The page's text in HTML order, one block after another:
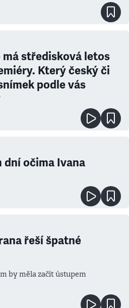
má středisková letos
Který český či
podle vás
dní očima Ivana
řeší špatné
by měla začít ústupem